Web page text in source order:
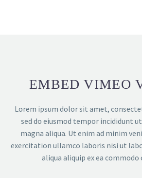
EMBED VIMEO
Lorem ipsum dolor sit amet,
sed do eiusmod tempor incididunt
magna aliqua. Ut enim ad minim
exercitation ullamco laboris nisi ut
aliqua aliquip ex ea commodo